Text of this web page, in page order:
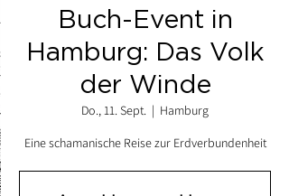
Buch-Event in
Hamburg: Das Volk
der Winde
Do., 11. Sept.
  |
Hamburg
Eine schamanische Reise zur Erdverbundenheit